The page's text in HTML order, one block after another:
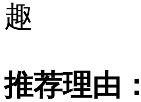
趣
推荐理由：